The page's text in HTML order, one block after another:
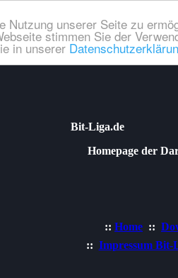
Nutzung unserer Seite zu
stimmen Sie der
in unserer
Bit-Liga.de
Homepage der
:: Home ::
:: Impressum Bit-